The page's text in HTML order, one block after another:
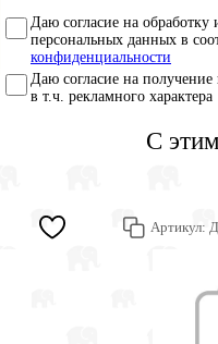
Даю согласие на обработку
персональных данных в
конфиденциальности
Даю согласие на
в т.ч. рекламного характера
С
Артикул: